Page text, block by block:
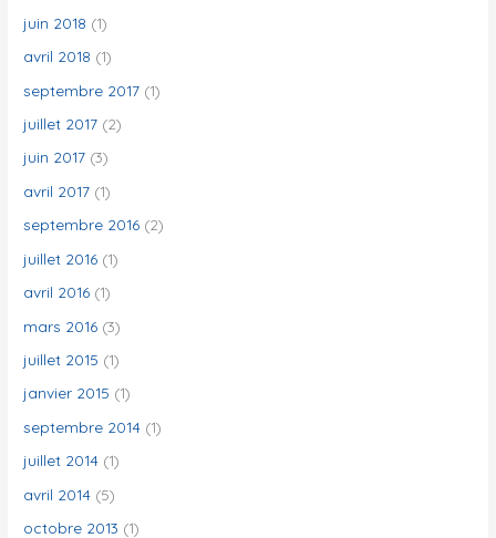
juin 2018 (1)
avril 2018 (1)
septembre 2017 (1)
juillet 2017 (2)
juin 2017 (3)
avril 2017 (1)
septembre 2016 (2)
juillet 2016 (1)
avril 2016 (1)
mars 2016 (3)
juillet 2015 (1)
janvier 2015 (1)
septembre 2014 (1)
juillet 2014 (1)
avril 2014 (5)
octobre 2013 (1)